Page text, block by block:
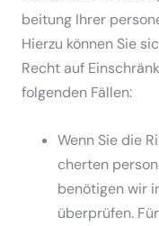
beitung Ihrer
Hierzu können Sie
Recht auf
folgenden Fällen:
Wenn Sie die
cherten
benötigen wir
überprüfen.